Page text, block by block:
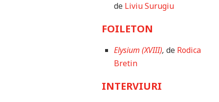
de Liviu Surugiu
FOILETON
Elysium (XVIII), de Rodica
Bretin
INTERVIURI